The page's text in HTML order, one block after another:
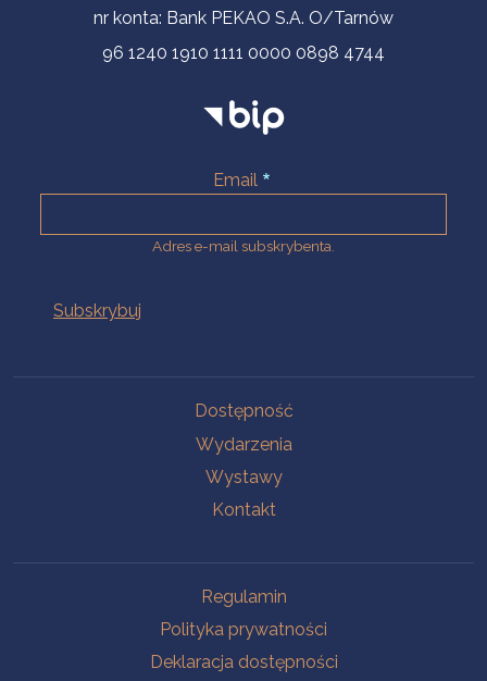
nr konta: Bank PEKAO S.A. O/Tarnów
96 1240 1910 1111 0000 0898 4744
Email
Adres e-mail subskrybenta.
Dostępność
Wydarzenia
Wystawy
Kontakt
Regulamin
Polityka prywatności
Deklaracja dostępności